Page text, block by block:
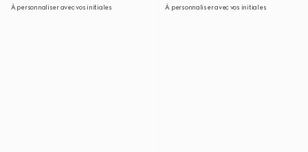
À personnaliser avec vos initiales À personnaliser avec vos initiales